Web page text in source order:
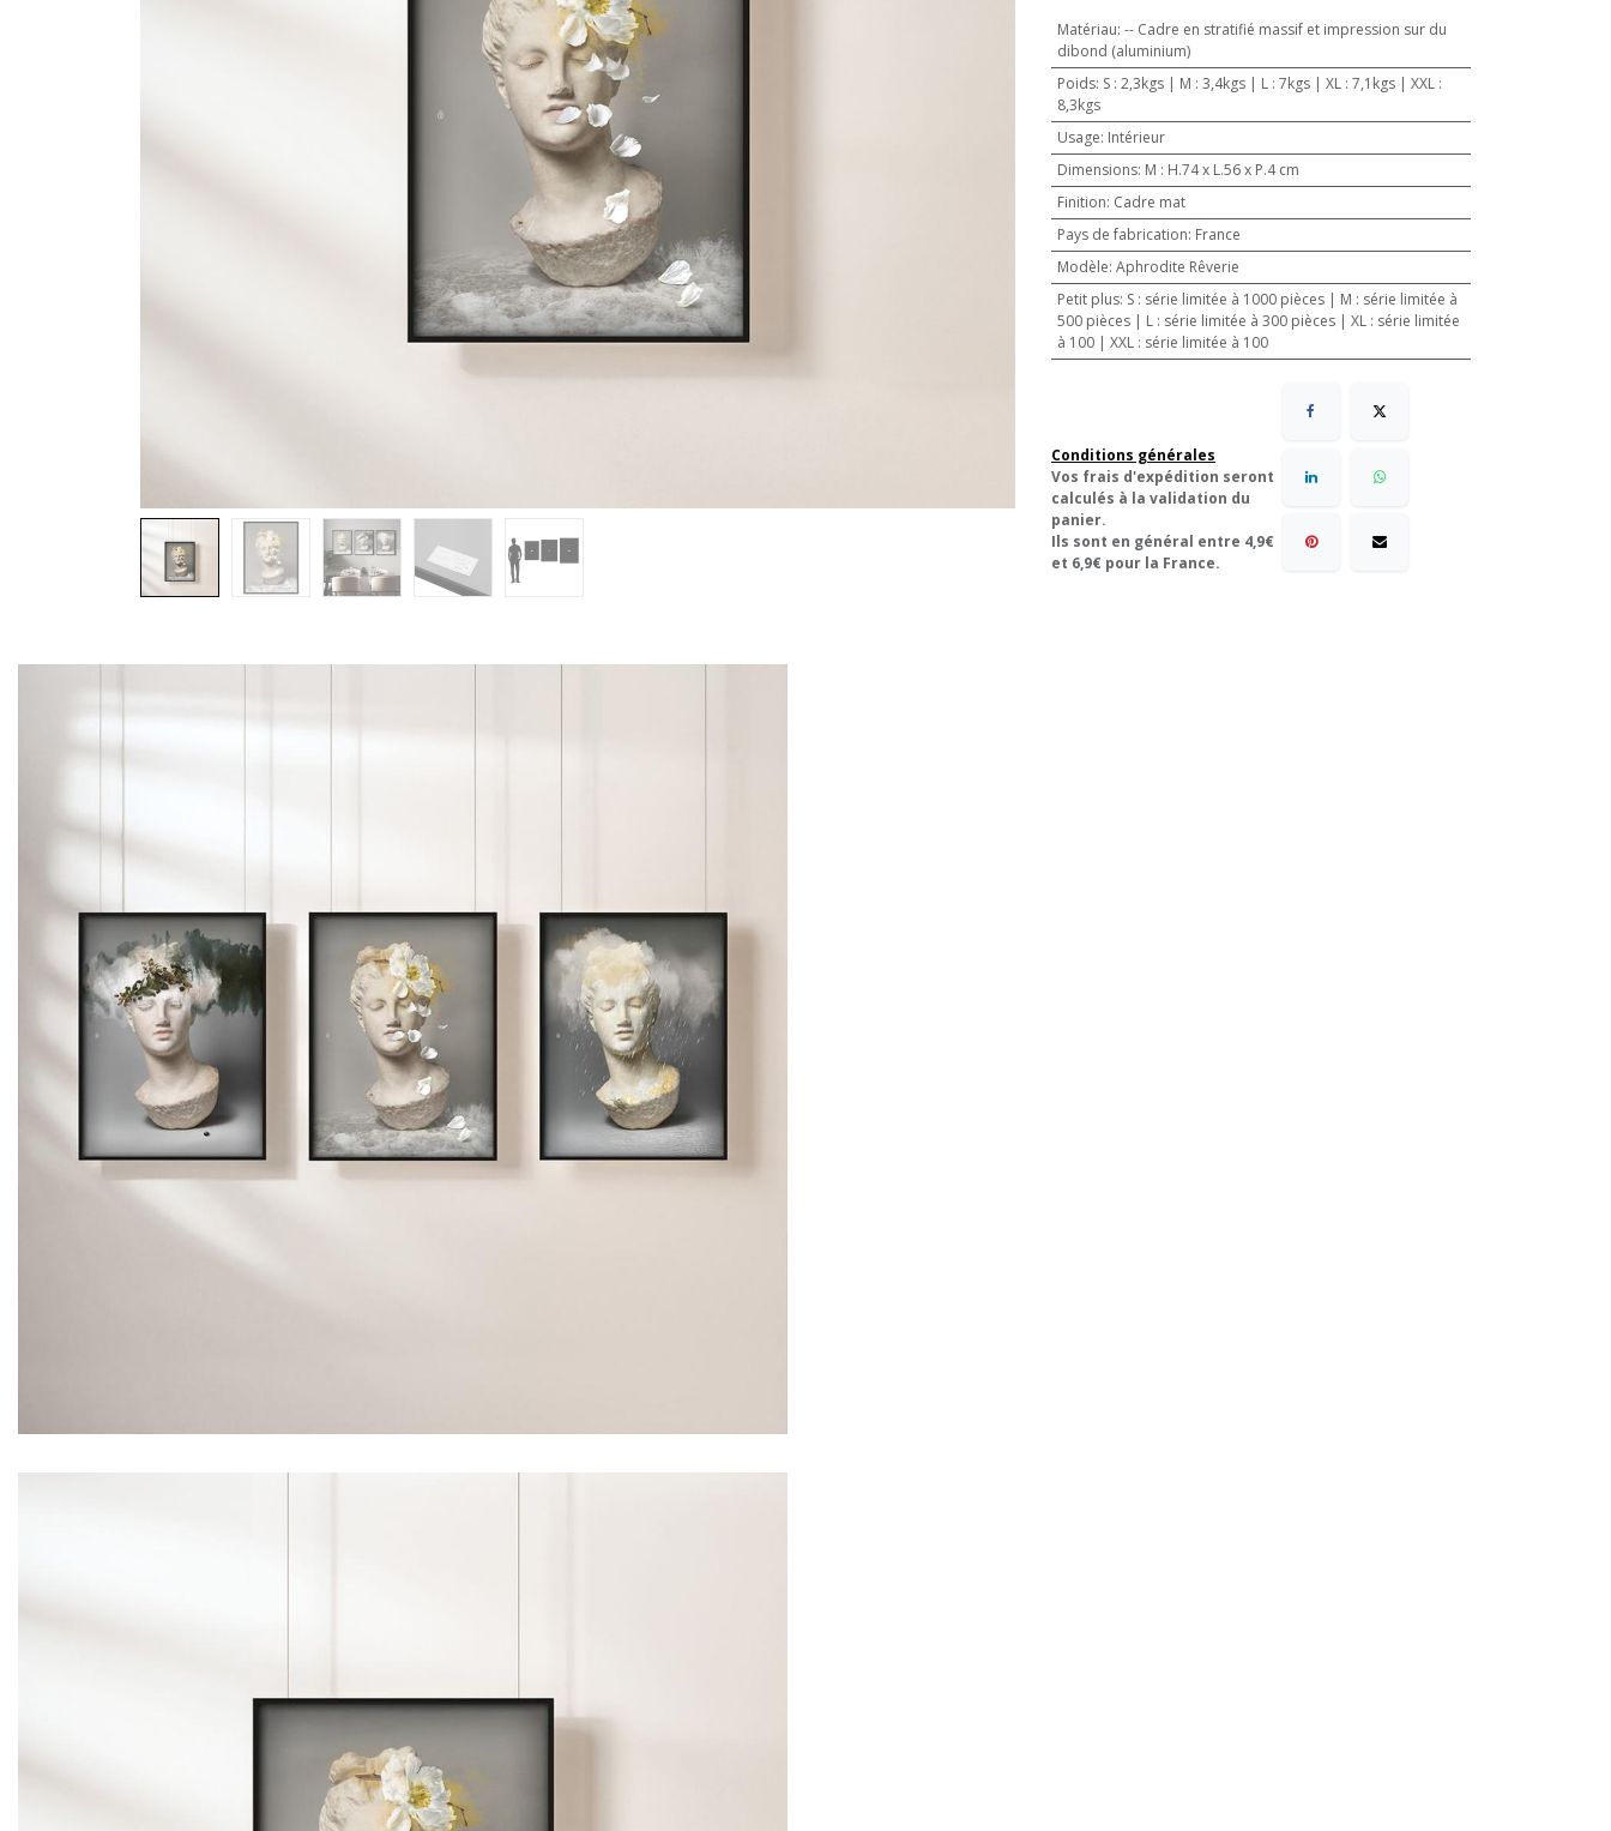
Matériau: -- Cadre en stratifié massif et impression sur du
dibond (aluminium)
Poids: S : 2,3kgs | M : 3,4kgs | L : 7kgs | XL : 7,1kgs | XXL :
8,3kgs
Usage: Intérieur
Dimensions:
M : H.74 x L.56 x P.4 cm
Finition: Cadre mat
Pays de fabrication: France
Modèle: Aphrodite Rêverie
Petit plus: S : série limitée à 1000 pièces | M : série limitée à
500 pièces | L : série limitée à 300 pièces | XL : série limitée
à 100 | XXL : série limitée à 100
Conditions générales
Vos frais d'expédition seront
calculés à la validation du
panier.
Ils sont en général entre 4,9€
et 6,9€ pour la France.